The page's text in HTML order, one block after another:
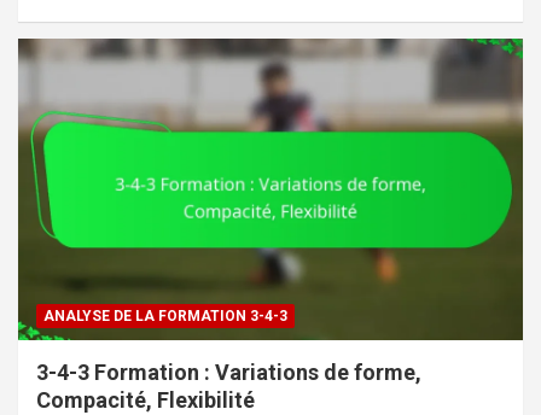
ANALYSE DE LA FORMATION 3-4-3
3-4-3 Formation : Variations de forme,
Compacité, Flexibilité